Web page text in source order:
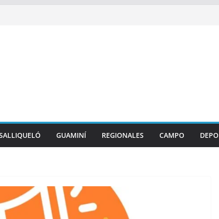
GUAMINÍ REGIONALES CAMPO